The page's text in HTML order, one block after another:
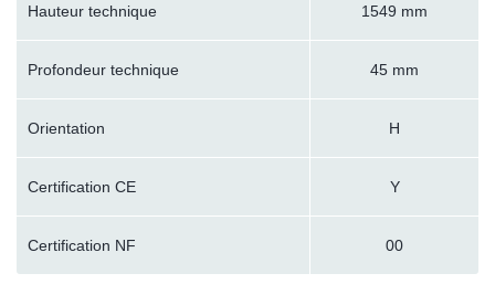
Hauteur technique 1549 mm
Profondeur technique 45 mm
Orientation H
Certification CE Y
Certification NF 00